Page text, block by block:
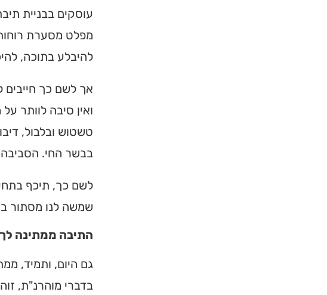
עוסקים בבניית
מפלט מסערת
להיבלע בתוכה,
אך לשם כך
ואין סיבה לוותר
טשטוש ובלבול,
בבשר החי. הסביבה
לשם כך, תיכף
שמשה לנו מסתור
התיבה ממתינה לך
גם היום, ותמיד,
בדברי מוהרנ"ת,
ברסלב בארץ ובעולם! מצאו זמני
תורה, כתובות ודרכי הגעה בלחיצת